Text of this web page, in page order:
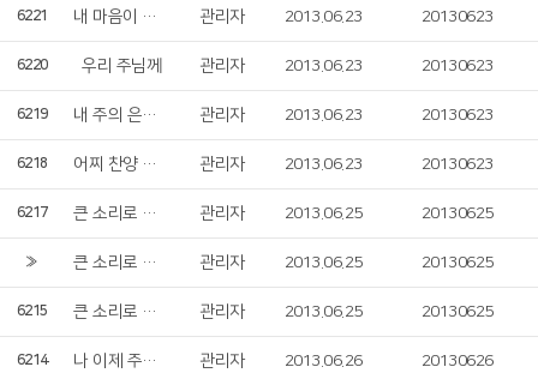
6221 내 마음이 주를 관리자 2013.06.23 20130623
6220 우리 주님께 관리자 2013.06.23 20130623
6219 내 주의 은혜의 강가로 관리자 2013.06.23 20130623
6218 어찌 찬양 안할까 관리자 2013.06.23 20130623
6217 큰 소리로 찬양 관리자 2013.06.25 20130625
» 큰 소리로 찬양 관리자 2013.06.25 20130625
6215 큰 소리로 찬양 관리자 2013.06.25 20130625
6214 나 이제 주님의 새 새명 얻은 몸 관리자 2013.06.26 20130626